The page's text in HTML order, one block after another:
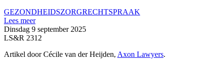
GEZONDHEIDSZORGRECHTSPRAAK
Lees meer
Dinsdag 9 september 2025
LS&R 2312
Artikel door Cécile van der Heijden, Axon Lawyers.